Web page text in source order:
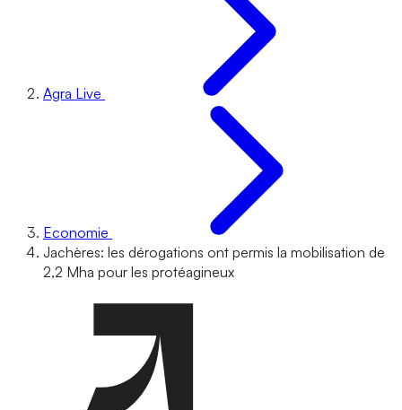
Agra Live
Economie
Jachères: les dérogations ont permis la mobilisation de
2,2 Mha pour les protéagineux